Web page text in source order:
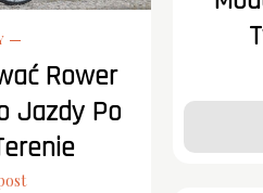
Rower
Jazdy Po